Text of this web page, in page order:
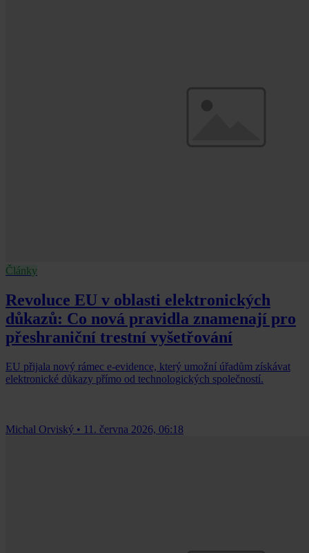
Články
Revoluce EU v oblasti elektronických
důkazů: Co nová pravidla znamenají pro
přeshraniční trestní vyšetřování
EU přijala nový rámec e-evidence, který umožní úřadům získávat
elektronické důkazy přímo od technologických společností.
Michal Orviský • 11. června 2026, 06:18